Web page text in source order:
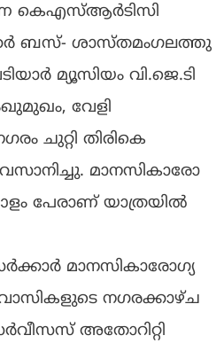
കെഎസ്ആർടിസി
ബസ്- ശാസ്തമംഗലത്തു
മ്യൂസിയം വി.ജെ.ടി
വേളി
ചുറ്റി തിരികെ
മാനസികാരോ​
ഓളം പേരാണ് യാത്രയിൽ
മാനസികാരോഗ്യ
ന​ഗരക്കാഴ്ച
അതോറിറ്റി